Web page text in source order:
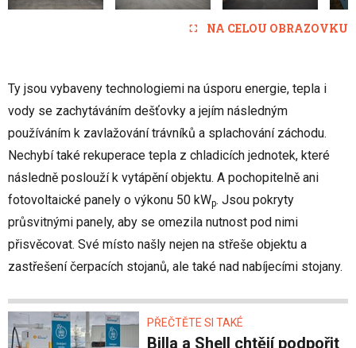
NA CELOU OBRAZOVKU
Ty jsou vybaveny technologiemi na úsporu energie, tepla i
vody se zachytáváním dešťovky a jejím následným
používáním k zavlažování trávníků a splachování záchodu.
Nechybí také rekuperace tepla z chladicích jednotek, které
následně poslouží k vytápění objektu. A pochopitelně ani
fotovoltaické panely o výkonu 50 kWp. Jsou pokryty
průsvitnými panely, aby se omezila nutnost pod nimi
přisvěcovat. Své místo našly nejen na střeše objektu a
zastřešení čerpacích stojanů, ale také nad nabíjecími stojany.
PŘEČTĚTE SI TAKÉ
Billa a Shell chtějí podpořit